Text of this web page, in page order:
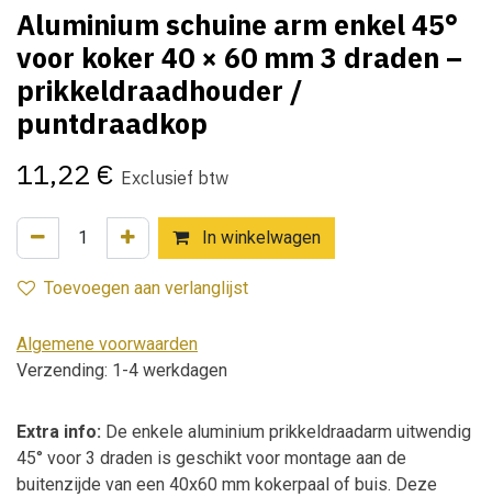
Aluminium schuine arm enkel 45°
voor koker 40 × 60 mm 3 draden –
prikkeldraadhouder /
puntdraadkop
11,22 € Exclusief btw
In winkelwagen
Toevoegen aan verlanglijst
Algemene voorwaarden
Verzending: 1-4 werkdagen
Extra info: De enkele aluminium prikkeldraadarm uitwendig
45° voor 3 draden is geschikt voor montage aan de
buitenzijde van een 40x60 mm kokerpaal of buis. Deze